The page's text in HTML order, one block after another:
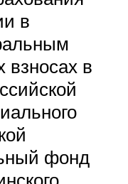
в
взносах в
фонд